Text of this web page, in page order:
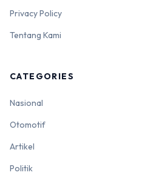
Privacy Policy
Tentang Kami
CATEGORIES
Nasional
Otomotif
Artikel
Politik